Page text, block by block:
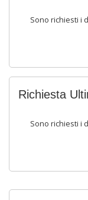
Sono richiesti i
Richiesta
Sono richiesti i